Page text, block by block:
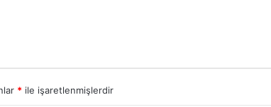
* ile işaretlenmişlerdir